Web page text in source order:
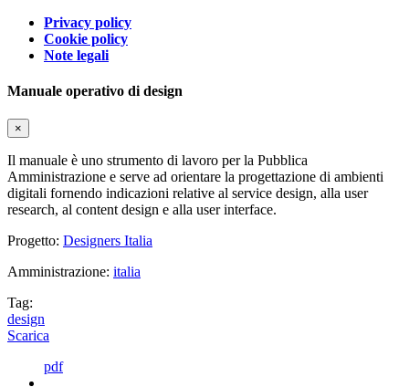
Privacy policy
Cookie policy
Note legali
Manuale operativo di design
×
Il manuale è uno strumento di lavoro per la Pubblica
Amministrazione e serve ad orientare la progettazione di ambienti
digitali fornendo indicazioni relative al service design, alla user
research, al content design e alla user interface.
Progetto: Designers Italia
Amministrazione: italia
Tag:
design
Scarica
pdf